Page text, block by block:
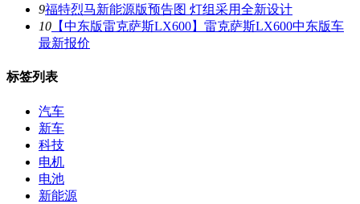
9福特烈马新能源版预告图 灯组采用全新设计
10 【中东版雷克萨斯LX600】雷克萨斯LX600中东版车
最新报价
标签列表
汽车
新车
科技
电机
电池
新能源